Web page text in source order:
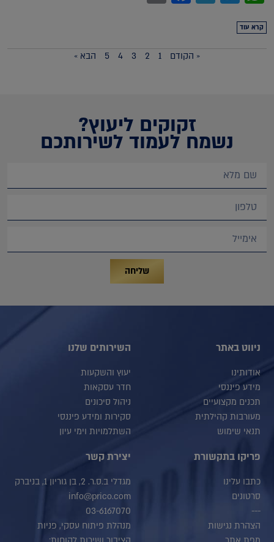
קרא עוד
« הקודם 1
2
3
4
5 הבא »
זקוקים ליעוץ?
נשמח לעמוד לשירותכם
שליחה
ניווט באתר
אודותינו
מידע פיננסי
תכנים מקצועיים
מעורבות קהילתית
תנאי שימוש
השירותים שלנו
יעוץ והשקעות
חדר עסקאות
ניהול סיכונים
סקירות ומידע פיננסי
השתלמויות וימי עיון
פריקו בתקשורת
כתבו עלינו
סרטונים
---
הצהרת נגישות
יצירת קשר
מגדלי ב.ס.ר. 2, בן גוריון 1, בניברק
info@prico.com
03-6167070
מנהלת פיתוח עסקי, פניות